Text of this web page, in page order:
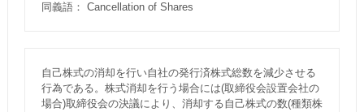
同義語： Cancellation of Shares
自己株式の消却を行い自社の発行済株式総数を減少させる
行為である。株式消却を行う場合には(取締役会設置会社の
場合)取締役会の決議により、消却する自己株式の数(種類株